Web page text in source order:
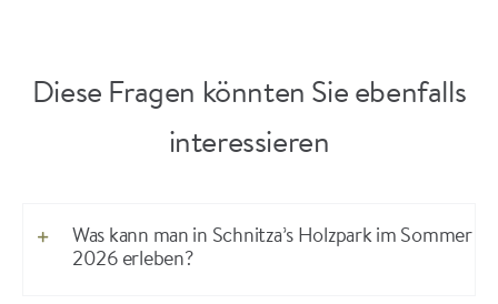
Diese Fragen könnten Sie ebenfalls
interessieren
Was kann man in Schnitza’s Holzpark im Sommer
2026 erleben?